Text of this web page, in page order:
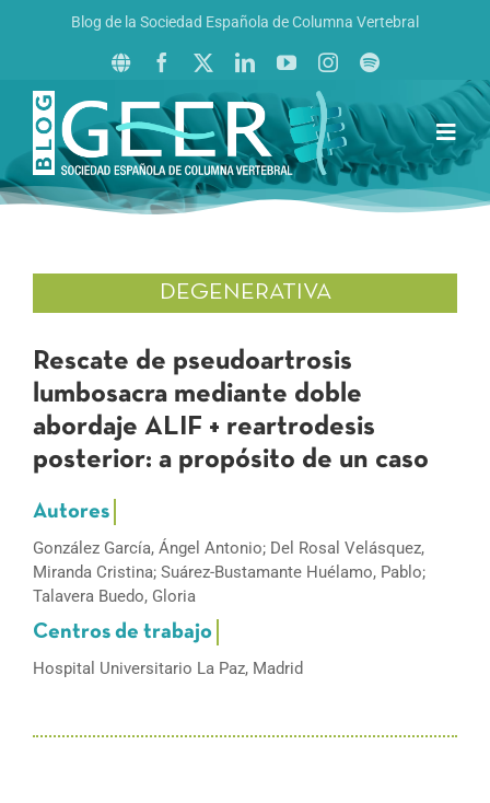
Blog de la Sociedad Española de Columna Vertebral
Inicio
Revista La Columna al Día
DEGENERATIVA
Rescate de pseudoartrosis
lumbosacra mediante doble
abordaje ALIF + reartrodesis
posterior: a propósito de un caso
González García, Ángel Antonio; Del Rosal Velásquez,
Miranda Cristina; Suárez-Bustamante Huélamo, Pablo;
Talavera Buedo, Gloria
Hospital Universitario La Paz, Madrid